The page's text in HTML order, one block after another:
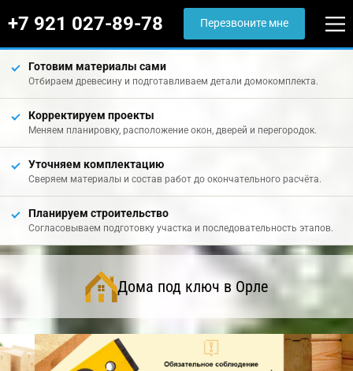
+7 921 027-89-78 Перезвоните мне
Готовим материалы сами
Отбираем древесину и подготавливаем детали домокомплекта.
Корректируем проекты
Меняем планировку, расположение окон, дверей и перегородок.
Уточняем комплектацию
Сверяем материалы и состав работ до окончательного расчёта.
Планируем строительство
Согласовываем подготовку участка и последовательность этапов.
Дома под ключ в Орле